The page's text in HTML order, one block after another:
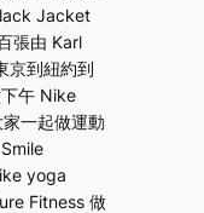
Jacket
張由 Karl
京到紐約到
午 Nike
一起做運動
yoga
Fitness 做